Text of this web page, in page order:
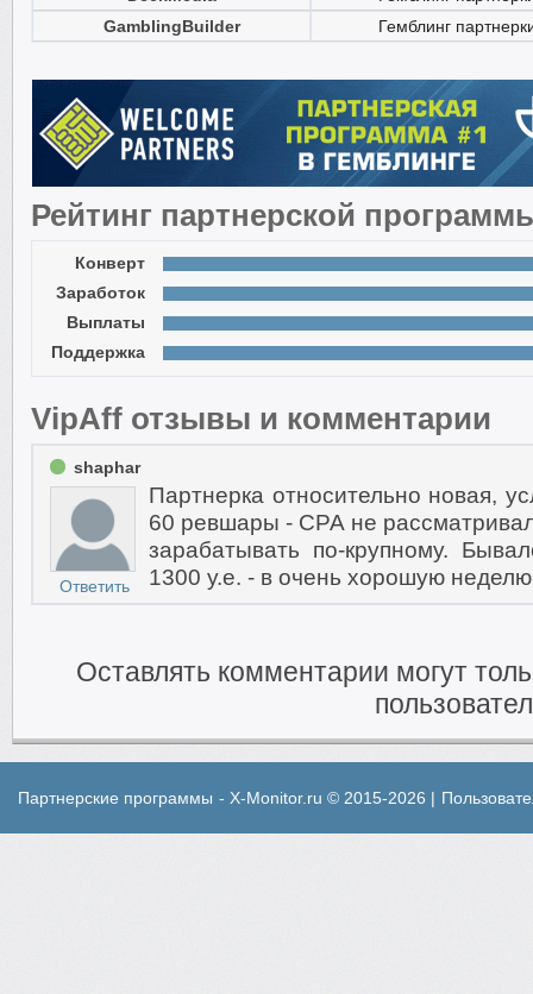
GamblingBuilder
Гемблинг
Рейтинг партнерской
Конверт
Заработок
Выплаты
Поддержка
VipAff отзывы и комментарии
shaphar
Ответить
Партнерка относительно новая,
60 ревшары - СРА не
зарабатывать по-крупному.
1300 у.е. - в очень хорошую
Оставлять комментарии могут
Партнерские программы - X-Monitor.ru © 2015-2026 |